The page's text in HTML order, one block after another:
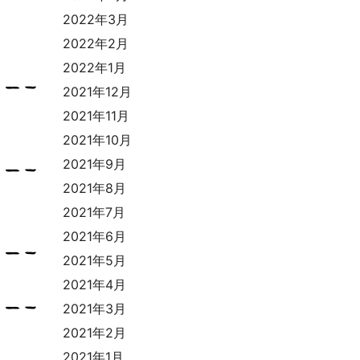
2022年3月
2022年2月
2022年1月
2021年12月
2021年11月
2021年10月
2021年9月
2021年8月
2021年7月
2021年6月
2021年5月
2021年4月
2021年3月
2021年2月
2021年1月